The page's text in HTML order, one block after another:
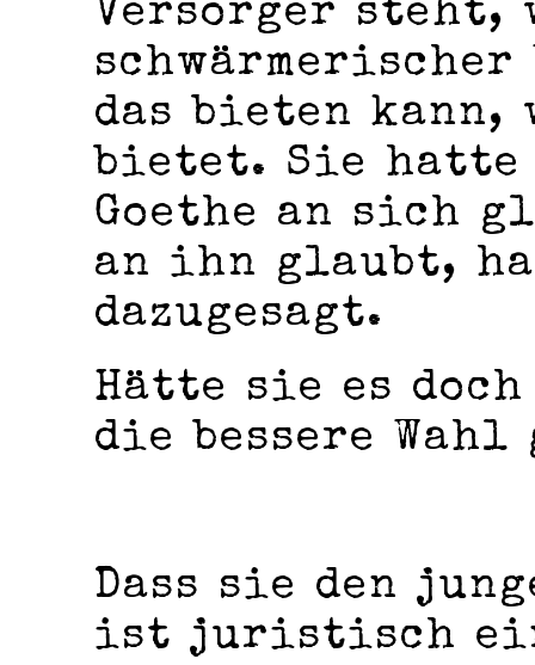
Versorger
das bieten kann,
bietet. Sie hatte
Goethe an sich
an ihn glaubt,
dazugesagt.
Hätte sie es
die bessere Wahl
Dass sie den
ist juristisch